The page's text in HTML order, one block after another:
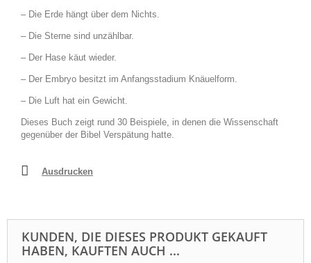
– Die Erde hängt über dem Nichts.
– Die Sterne sind unzählbar.
– Der Hase käut wieder.
– Der Embryo besitzt im Anfangsstadium Knäuelform.
– Die Luft hat ein Gewicht.
Dieses Buch zeigt rund 30 Beispiele, in denen die Wissenschaft
gegenüber der Bibel Verspätung hatte.
Ausdrucken
KUNDEN, DIE DIESES PRODUKT GEKAUFT
HABEN, KAUFTEN AUCH ...